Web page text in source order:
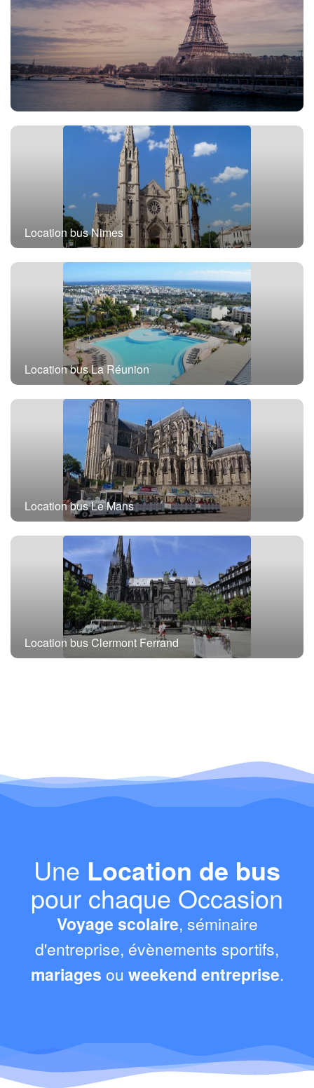
Location bus Paris
Location bus Nimes
Location bus La Réunion
Location bus Le Mans
Location bus Clermont Ferrand
Une Location de bus
pour chaque Occasion
Voyage scolaire, séminaire
d'entreprise, évènements sportifs,
mariages ou weekend entreprise.